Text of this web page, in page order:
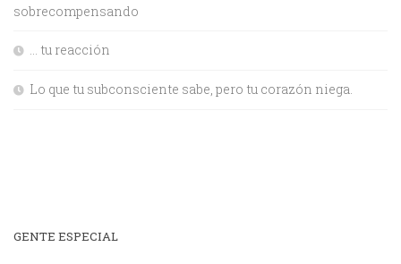
sobrecompensando
… tu reacción
Lo que tu subconsciente sabe, pero tu corazón niega.
GENTE ESPECIAL